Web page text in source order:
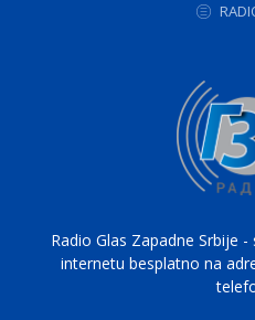
Radio Glas Zapadne Srbije
internetu besplatno na